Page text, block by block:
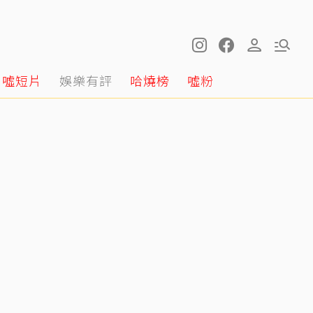
噓短片 娛樂有評 哈燒榜 噓粉